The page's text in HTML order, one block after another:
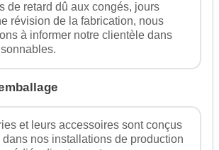
de retard dû aux congés, jours
révision de la fabrication, nous
à informer notre clientèle dans
et leurs accessoires sont conçus
nos installations de production